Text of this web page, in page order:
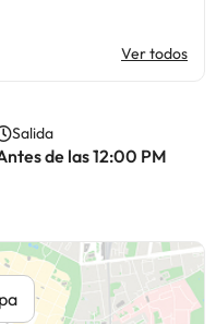
Ver todos
Salida
de las 12:00 PM